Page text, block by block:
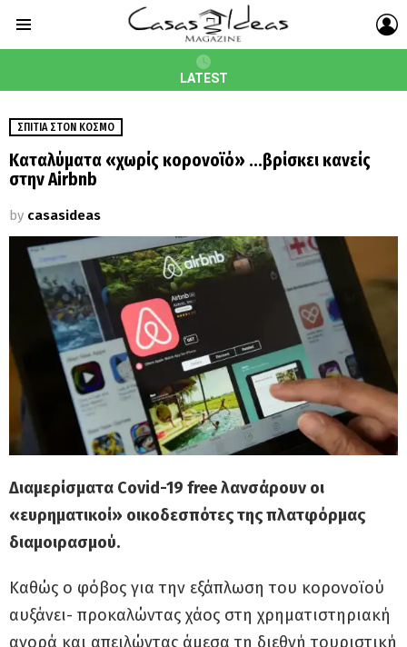
LATEST
ΣΠΊΤΙΑ ΣΤΟΝ ΚΌΣΜΟ
Καταλύματα «χωρίς κορονοϊό» …βρίσκει κανείς
στην Airbnb
by casasideas
Διαμερίσματα Covid-19 free λανσάρουν οι
«ευρηματικοί» οικοδεσπότες της πλατφόρμας
διαμοιρασμού.
Καθώς ο φόβος για την εξάπλωση του κορονoϊού
αυξάνει- προκαλώντας χάος στη χρηματιστηριακή
αγορά και απειλώντας άμεσα τη διεθνή τουριστική